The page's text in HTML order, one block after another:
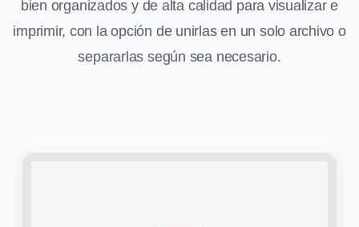
bien organizados y de alta calidad para visualizar e
imprimir, con la opción de unirlas en un solo archivo o
separarlas según sea necesario.